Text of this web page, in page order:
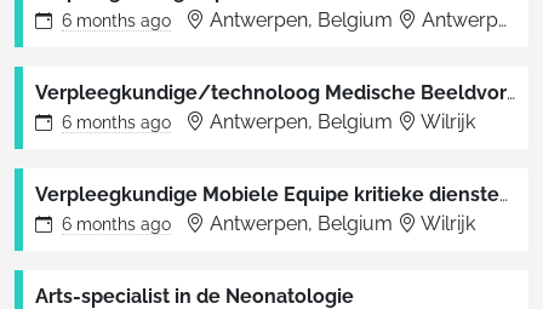
6 months ago Antwerpen, Belgium Antwerpen
Verpleegkundige/technoloog Medische Beeldvorming
6 months ago Antwerpen, Belgium Wilrijk
Verpleegkundige Mobiele Equipe kritieke diensten (A team) (Spoed en intensieve zorgen)
6 months ago Antwerpen, Belgium Wilrijk
Arts-specialist in de Neonatologie